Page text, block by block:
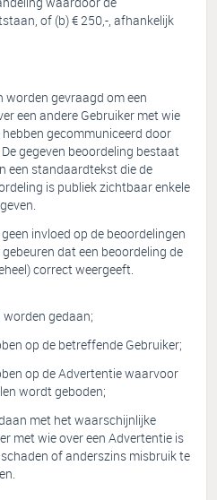
of (b) € 250,-, afhankelijk
worden gevraagd om een
een andere Gebruiker met wie
gecommuniceerd door
De gegeven beoordeling bestaat
een standaardtekst die de
is publiek zichtbaar enkele
invloed op de beoordelingen
dat een beoordeling de
correct weergeeft.
gedaan;
op de betreffende Gebruiker;
op de Advertentie waarvoor
wordt geboden;
met het waarschijnlijke
met wie over een Advertentie is
of anderszins misbruik te